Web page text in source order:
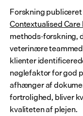
Forskning
Contextualised
methods-forskning,
veterinære
klienter
nøglefaktor for god
afhænger af
fortrolighed, bliver
kvaliteten af plejen.